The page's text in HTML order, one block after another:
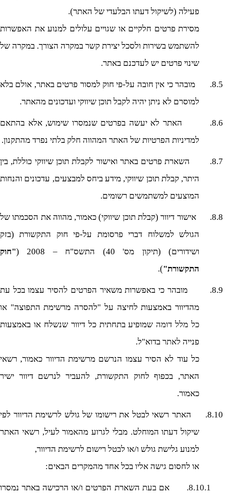
פעילה (לשיקול דעתו הבלעדי של האתר).
מסירת פרטים חלקיים או שגויים עלולים למנוע את האפשרות
להשתמש בשירות ולסכל יצירת קשר במקרה הצורך. במקרה של
שינוי פרטים יש לעדכנם באתר.
8.5.
מובהר כי אין חובה על-פי חוק למסור פרטים באתר, אולם בלא
למוסרם לא ניתן יהיה לקבל תוכן שיווקי ועדכונים מהאתר.
8.6.
האתר לא יעשה בפרטים שנמסרו שימוש, אלא בהתאם
למדיניות הפרטיות של האתר המהווה חלק בלתי נפרד מהתקנון.
8.7.
השארת פרטים באתר ואישור לקבלת תוכן שיווקי כוללת, בין
היתר, קבלת תוכן שיווקי, מידע ביחס למבצעים, עדכונים והנחות
המוצעים למשתמשים רשומים.
8.8.
אישור דיוור (קבלת תוכן שיווקי) כאמור, מהווה את הסכמתו של
הגולש למשלוח דברי פרסומת על-פי חוק התקשורת (בזק
ושידורים) (תיקון מס' 40) התשס"ח – 2008 (
"חוק
התקשורת").
8.9.
מובהר כי באפשרות משאיר הפרטים להסיר עצמו בכל עת
מהדיוור באמצעות לחיצה על "להסרה מרשימת התפוצה" או
כל מלל דומה שמופיע בתחתית כל דיוור שנשלח או באמצעות
פנייה לאתר בדוא"ל.
כל עוד לא הסיר עצמו הנרשם מרשימת הדיוור כאמור, רשאי
האתר, בכפוף לחוק התקשורת, להעביר לנרשם דיוור ישיר
כאמור.
8.10.
האתר רשאי לבטל את רישומו של גולש לרשימת הדיוור לפי
שיקול דעתו המוחלט. מבלי לגרוע מהאמור לעיל, רשאי האתר
למנוע גלישת גולש ו/או לבטל רישום לרשימת הדיוור,
או לחסום גישה אליו בכל אחד מהמקרים הבאים:
8.10.1. אםבעת השארת הפרטים ו/או הרכישה באתר נמסרו